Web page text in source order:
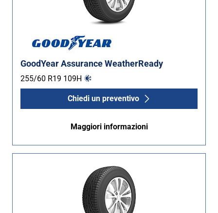
GoodYear Assurance WeatherReady
255/60 R19 109H
Chiedi un preventivo
Maggiori informazioni